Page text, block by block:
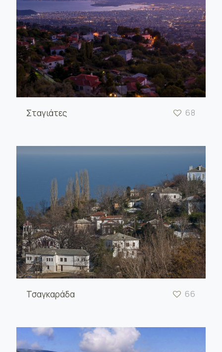
Σταγιάτες 68
Τσαγκαράδα 66